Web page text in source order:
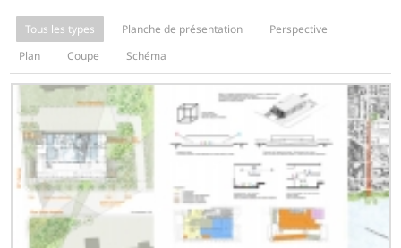
Tous les types Planche de présentation
Perspective
Plan
Coupe Schéma